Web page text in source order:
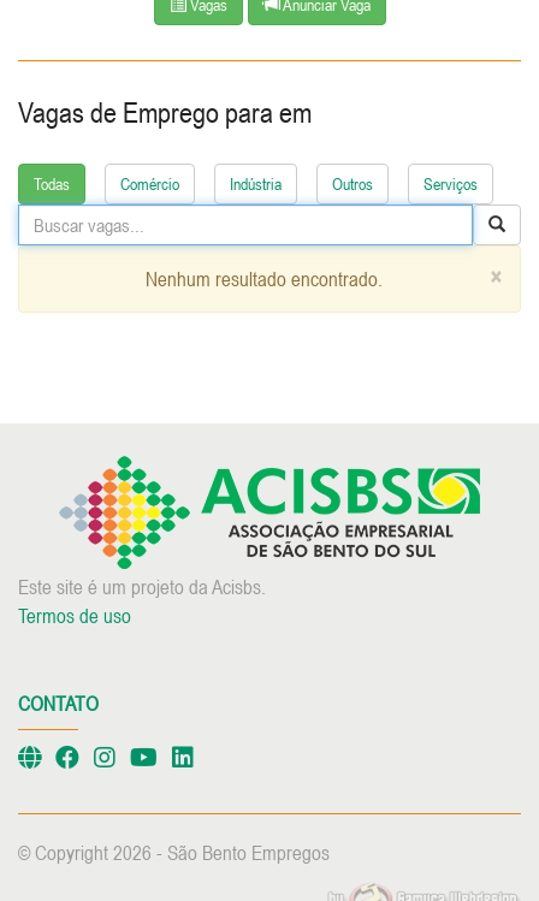
Vagas Anunciar Vaga
Vagas de Emprego para em
Todas Comércio Indústria Outros Serviços
×
Nenhum resultado encontrado.
Este site é um projeto da Acisbs.
Termos de uso
CONTATO
© Copyright 2026 - São Bento Empregos